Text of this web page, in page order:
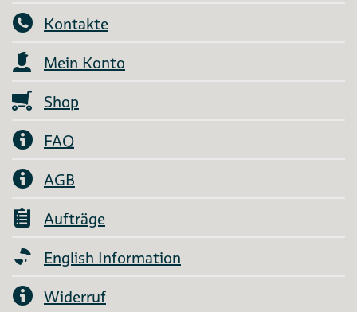
Kontakte
Mein Konto
Shop
FAQ
AGB
Aufträge
English Information
Widerruf